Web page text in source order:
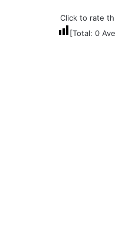
Click to rate
[Total: 0